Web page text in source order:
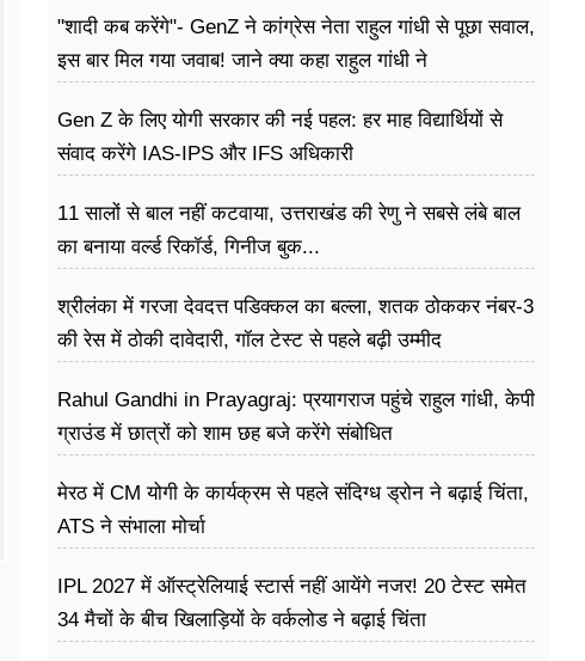
"शादी कब करेंगे"- GenZ ने कांग्रेस नेता राहुल गांधी से पूछा सवाल,
इस बार मिल गया जवाब! जाने क्या कहा राहुल गांधी ने
Gen Z के लिए योगी सरकार की नई पहल: हर माह विद्यार्थियों से
संवाद करेंगे IAS-IPS और IFS अधिकारी
11 सालों से बाल नहीं कटवाया, उत्तराखंड की रेणु ने सबसे लंबे बाल
का बनाया वर्ल्ड रिकॉर्ड, गिनीज बुक...
श्रीलंका में गरजा देवदत्त पडिक्कल का बल्ला, शतक ठोककर नंबर-3
की रेस में ठोकी दावेदारी, गॉल टेस्ट से पहले बढ़ी उम्मीद
Rahul Gandhi in Prayagraj: प्रयागराज पहुंचे राहुल गांधी, केपी
ग्राउंड में छात्रों को शाम छह बजे करेंगे संबोधित
मेरठ में CM योगी के कार्यक्रम से पहले संदिग्ध ड्रोन ने बढ़ाई चिंता,
ATS ने संभाला मोर्चा
IPL 2027 में ऑस्ट्रेलियाई स्टार्स नहीं आयेंगे नजर! 20 टेस्ट समेत
34 मैचों के बीच खिलाड़ियों के वर्कलोड ने बढ़ाई चिंता